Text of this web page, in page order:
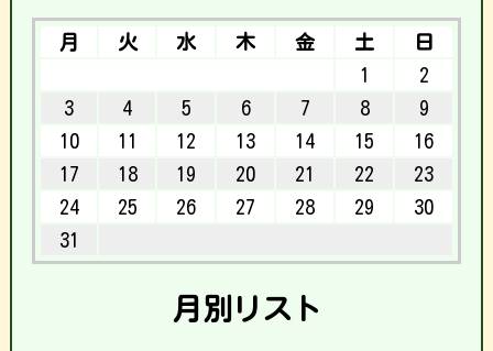
月 火 水 木 金 土
日
1
2
3
4 5 6 7 8
9
10
11 12 13 14 15
16
17
18 19 20 21 22
23
24
25 26 27 28 29
30
31
月別リスト